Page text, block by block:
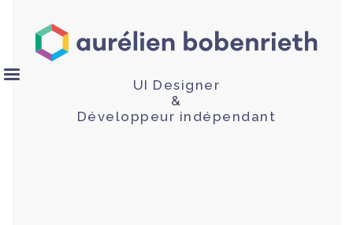
UI Designer
&
Développeur indépendant